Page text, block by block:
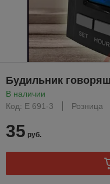
Будильник
В наличии
Код: E 691-3
Розница
35 руб.